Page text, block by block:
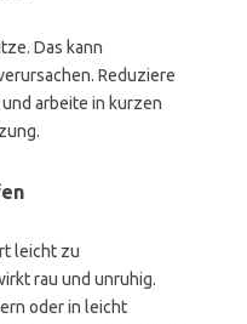
Das kann
Reduziere
arbeite in kurzen
leicht zu
rau und unruhig.
oder in leicht